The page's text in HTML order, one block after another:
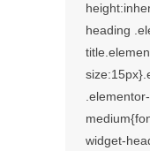
heading
widget-